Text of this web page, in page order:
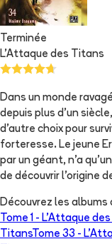
Terminée
L'Attaque des Titans
Dans un monde
depuis plus d’un
d’autre choix pour
forteresse. Le jeune
par un géant, n’a
de découvrir l’origine
Découvrez les albums
Tome 1 - L'Attaque
TitansTome 33 -